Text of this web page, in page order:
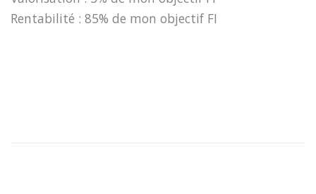
Rentabilité : 85% de mon objectif FI